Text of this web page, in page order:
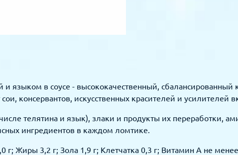
и языком в соусе - высококачественный,
консервантов, искусственных красителей и усилителей
телятина и язык), злаки и продукты их переработки,
ингредиентов в каждом ломтике.
г; Жиры 3,2 г; Зола 1,9 г; Клетчатка 0,3 г; Витамин А не